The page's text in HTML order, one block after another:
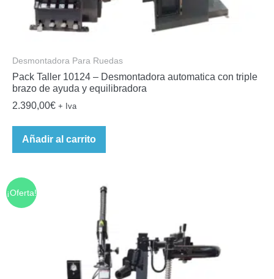
Desmontadora Para Ruedas
Pack Taller 10124 – Desmontadora automatica con triple
brazo de ayuda y equilibradora
2.390,00€ + Iva
Añadir al carrito
¡Oferta!